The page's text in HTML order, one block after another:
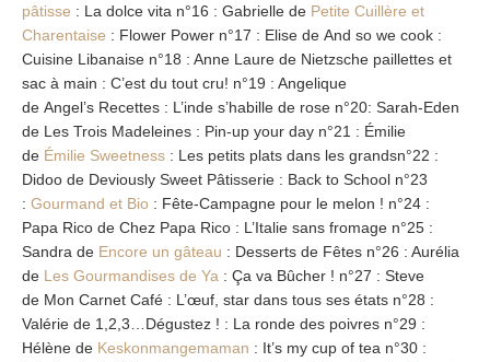
pâtisse : La dolce vita n°16 : Gabrielle de Petite Cuillère et
Charentaise : Flower Power n°17 : Elise de And so we cook :
Cuisine Libanaise n°18 : Anne Laure de Nietzsche paillettes et
sac à main : C’est du tout cru! n°19 : Angelique
de Angel’s Recettes : L’inde s’habille de rose n°20: Sarah-Eden
de Les Trois Madeleines : Pin-up your day n°21 : Émilie
de Émilie Sweetness : Les petits plats dans les grandsn°22 :
Didoo de Deviously Sweet Pâtisserie : Back to School n°23
: Gourmand et Bio : Fête-Campagne pour le melon ! n°24 :
Papa Rico de Chez Papa Rico : L’Italie sans fromage n°25 :
Sandra de Encore un gâteau : Desserts de Fêtes n°26 : Aurélia
de Les Gourmandises de Ya : Ça va Bûcher ! n°27 : Steve
de Mon Carnet Café : L’œuf, star dans tous ses états n°28 :
Valérie de 1,2,3…Dégustez ! : La ronde des poivres n°29 :
Hélène de Keskonmangemaman : It’s my cup of tea n°30 :